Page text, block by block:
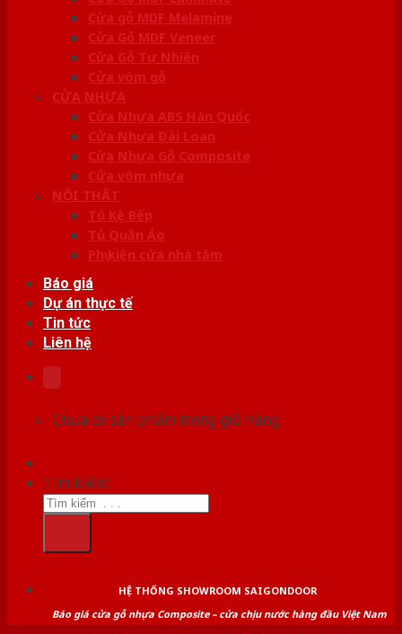
Cửa gỗ MDF Melamine
Cửa Gỗ MDF Veneer
Cửa Gỗ Tự Nhiên
Cửa vòm gỗ
CỬA NHỰA
Cửa Nhựa ABS Hàn Quốc
Cửa Nhựa Đài Loan
Cửa Nhựa Gỗ Composite
Cửa vòm nhựa
NỘI THẤT
Tủ Kệ Bếp
Tủ Quần Áo
Phụ kiện cửa nhà tắm
Báo giá
Dự án thực tế
Tin tức
Liên hệ
Chưa có sản phẩm trong giỏ hàng.
Tìm kiếm:
HỆ THỐNG SHOWROOM SAIGONDOOR
Báo giá cửa gỗ nhựa Composite – cửa chịu nước hàng đầu Việt Nam